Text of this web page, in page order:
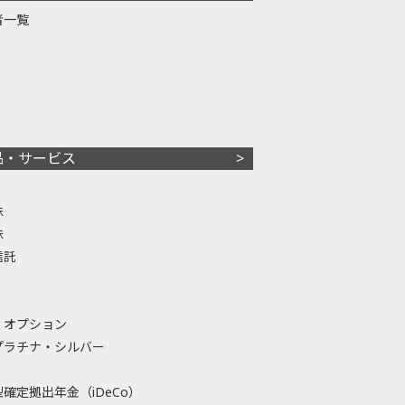
一覧
・サービス
託
プション
ラチナ・シルバー
定拠出年金（iDeCo）